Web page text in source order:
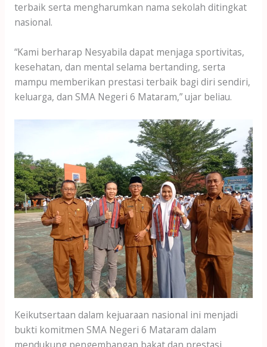
terbaik serta mengharumkan nama sekolah ditingkat
nasional.
“Kami berharap Nesyabila dapat menjaga sportivitas,
kesehatan, dan mental selama bertanding, serta
mampu memberikan prestasi terbaik bagi diri sendiri,
keluarga, dan SMA Negeri 6 Mataram,” ujar beliau.
Keikutsertaan dalam kejuaraan nasional ini menjadi
bukti komitmen SMA Negeri 6 Mataram dalam
mendukung pengembangan bakat dan prestasi